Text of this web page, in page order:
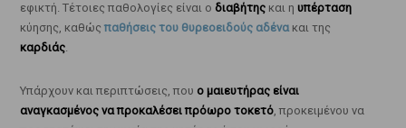
εφικτή. Τέτοιες παθολογίες είναι ο διαβήτηςκαι η υπέρταση
κύησης, καθώς παθήσεις του θυρεοειδούς αδένακαι της
καρδιάς.
Υπάρχουν και περιπτώσεις, που ο μαιευτήρας είναι
αναγκασμένος να προκαλέσει πρόωρο τοκετό, προκειμένου να